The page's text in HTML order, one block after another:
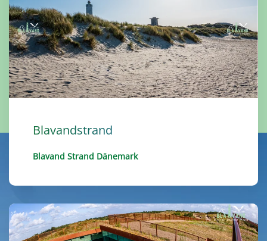
Blavandstrand
Blavand Strand Dänemark